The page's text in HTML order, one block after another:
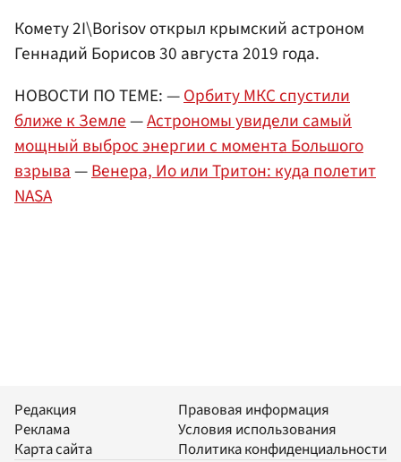
Комету 2I\Borisov открыл крымский астроном
Геннадий Борисов 30 августа 2019 года.
НОВОСТИ ПО ТЕМЕ: —Орбиту МКС спустили
ближе к Земле—Астрономы увидели самый
мощный выброс энергии с момента Большого
взрыва—Венера, Ио или Тритон: куда полетит
NASA
Редакция
Реклама
Карта сайта
Правовая информация
Условия использования
Политика конфиденциальности